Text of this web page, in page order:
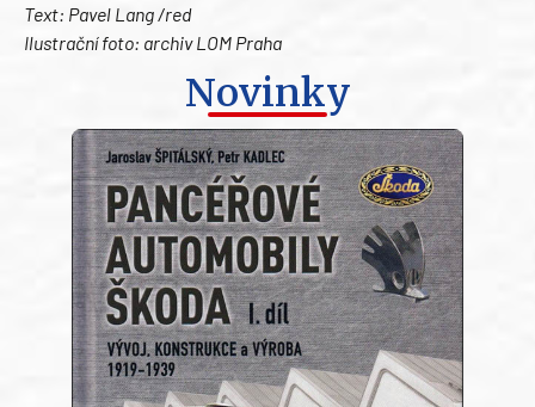
Text: Pavel Lang /red
Ilustrační foto: archiv LOM Praha
Novinky